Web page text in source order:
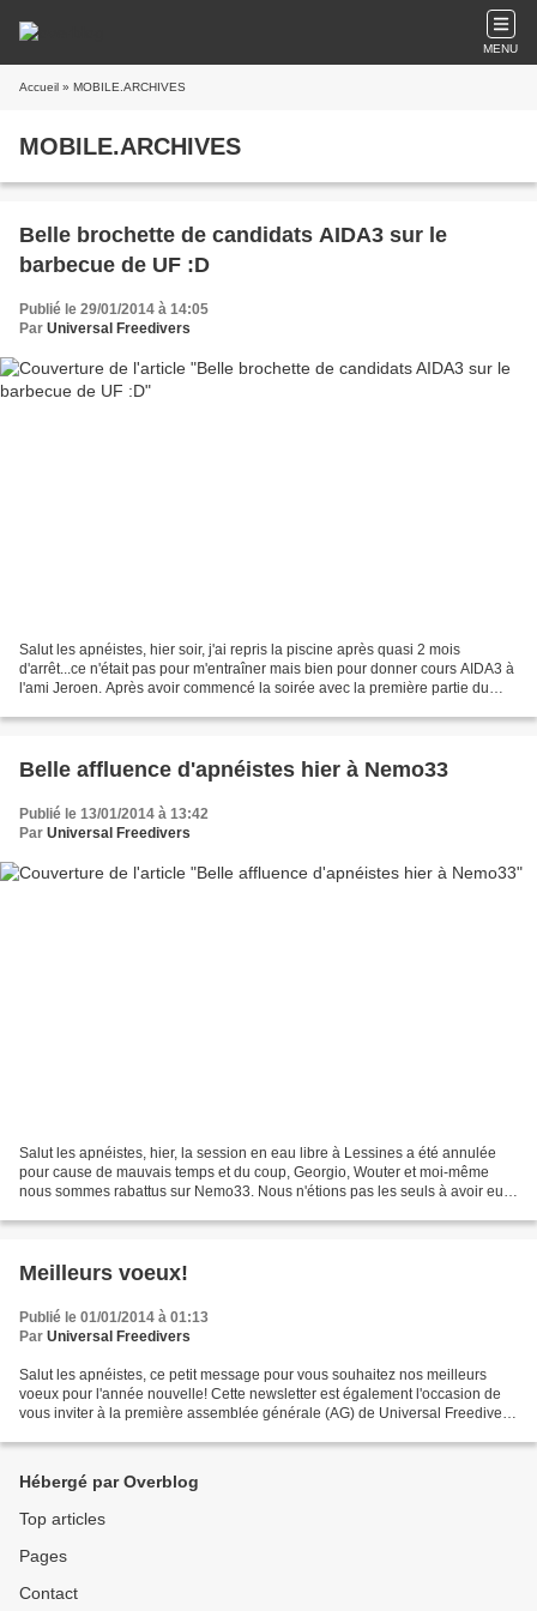
MENU
Accueil » MOBILE.ARCHIVES
MOBILE.ARCHIVES
Belle brochette de candidats AIDA3 sur le
barbecue de UF :D
Publié le 29/01/2014 à 14:05
Par Universal Freedivers
Salut les apnéistes, hier soir, j'ai repris la piscine après quasi 2 mois
d'arrêt...ce n'était pas pour m'entraîner mais bien pour donner cours AIDA3 à
l'ami Jeroen. Après avoir commencé la soirée avec la première partie du
Belle affluence d'apnéistes hier à Nemo33
Publié le 13/01/2014 à 13:42
Par Universal Freedivers
Salut les apnéistes, hier, la session en eau libre à Lessines a été annulée
pour cause de mauvais temps et du coup, Georgio, Wouter et moi-même
nous sommes rabattus sur Nemo33. Nous n'étions pas les seuls à avoir eu
Meilleurs voeux!
Publié le 01/01/2014 à 01:13
Par Universal Freedivers
Salut les apnéistes, ce petit message pour vous souhaitez nos meilleurs
voeux pour l'année nouvelle! Cette newsletter est également l'occasion de
vous inviter à la première assemblée générale (AG) de Universal Freedivers
Hébergé par Overblog
Top articles
Pages
Contact